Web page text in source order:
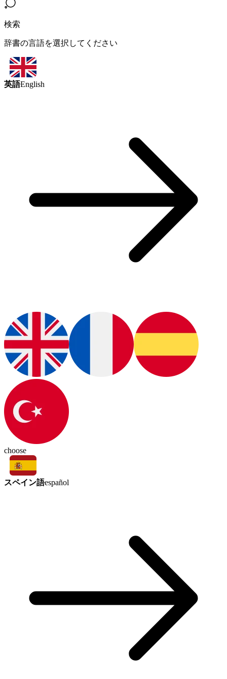
検索
辞書の言語を選択してください
英語English
choose
スペイン語español